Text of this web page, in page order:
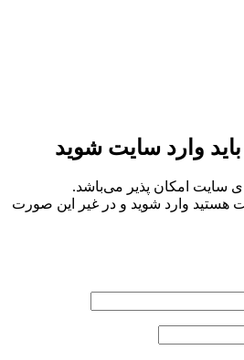
وارد سایت شوید
سایت امکان پذیر می‌باشد.
هستید وارد شوید و در غیر این صورت